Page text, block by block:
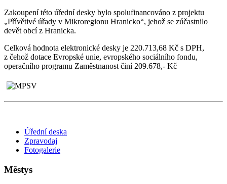
Zakoupení této úřední desky bylo spolufinancováno z projektu
„Přívětivé úřady v Mikroregionu Hranicko“, jehož se zúčastnilo
devět obcí z Hranicka.
Celková hodnota elektronické desky je 220.713,68 Kč s DPH,
z čehož dotace Evropské unie, evropského sociálního fondu,
operačního programu Zaměstnanost činí 209.678,- Kč
Úřední deska
Zpravodaj
Fotogalerie
Městys